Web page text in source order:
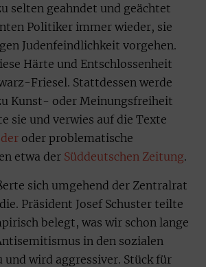
selten geahndet und geächtet
Politiker immer wieder, sie
Judenfeindlichkeit vorgehen.
Härte und Entschlossenheit
Friesel. Stattdessen werde
Kunst- oder Meinungsfreiheit
sie und verwies auf die Texte
oder problematische
etwa der Süddeutschen Zeitung.
sich umgehend der Zentralrat
Präsident Josef Schuster teilte
belegt, was wir schon lange
in den sozialen
wird aggressiver. Stück für